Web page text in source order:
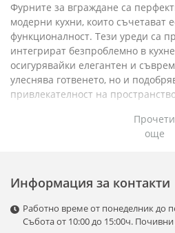
Фурните за вграждане са
модерни кухни, които съчетават
функционалност. Тези уреди са
интегрират безпроблемно в
осигурявайки елегантен и
улеснява готвенето, но и
привлекателност на
Компактен дизайн и
предлагат компактен и стилен
комфорт при готвене. Независимо
класическа или съвременна
се предлагат в различни стилове
впишат перфектно в интериора.
Прочети
още
Информация за контакти
Работно време от понеделник до
Събота от 10:00 до 15:00ч.